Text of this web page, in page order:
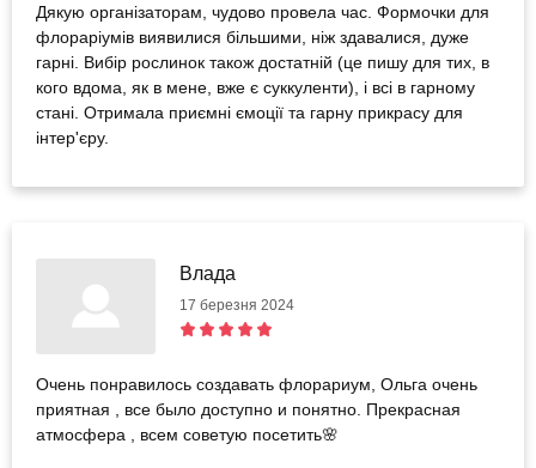
Дякую організаторам, чудово провела час. Формочки для
флораріумів виявилися більшими, ніж здавалися, дуже
гарні. Вибір рослинок також достатній (це пишу для тих, в
кого вдома, як в мене, вже є суккуленти), і всі в гарному
стані. Отримала приємні ємоції та гарну прикрасу для
інтер'єру.
Влада
17 березня 2024
Очень понравилось создавать флорариум, Ольга очень
приятная , все было доступно и понятно. Прекрасная
атмосфера , всем советую посетить🌸